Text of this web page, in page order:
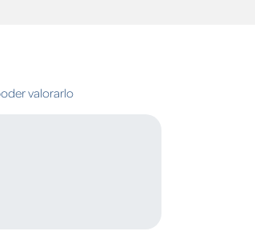
valorarlo